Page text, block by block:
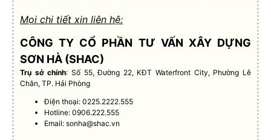
Mọi chi tiết xin liên hệ:
CÔNG TY CỔ PHẦN TƯ VẤN XÂY DỰNG
SƠN HÀ (SHAC)
Trụ sở chính: Số 55, Đường 22, KĐT Waterfront City, Phường Lê
Chân, TP. Hải Phòng
Điện thoại: 0225.2222.555
Hotline: 0906.222.555
Email:sonha@shac.vn